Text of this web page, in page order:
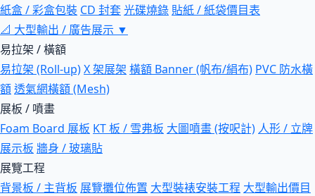
紙盒 / 彩盒包裝 CD 封套光碟燒錄 貼紙 / 紙袋價目表
📐 大型輸出 / 廣告展示 ▼
易拉架 / 橫額
易拉架 (Roll-up)X 架展架 橫額 Banner (帆布/絹布) PVC 防水橫
額透氣網橫額 (Mesh)
展板 / 噴畫
Foam Board 展板 KT 板 / 雪弗板 大圖噴畫 (按呎計) 人形 / 立牌
展示板 牆身 / 玻璃貼
展覽工程
背景板 / 主背板 展覽攤位佈置 大型裝裱安裝工程 大型輸出價目